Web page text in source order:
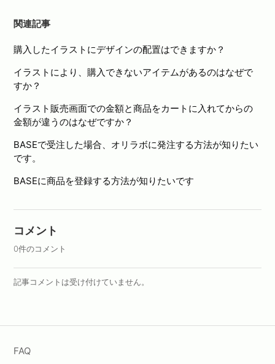
関連記事
購入したイラストにデザインの配置はできますか？
イラストにより、購入できないアイテムがあるのはなぜで
すか？
イラスト販売画面での金額と商品をカートに入れてからの
金額が違うのはなぜですか？
BASEで受注した場合、オリラボに発注する方法が知りたい
です。
BASEに商品を登録する方法が知りたいです
コメント
0件のコメント
記事コメントは受け付けていません。
FAQ